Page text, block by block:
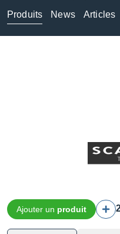
Produits
News Articles
Ajouter un produit